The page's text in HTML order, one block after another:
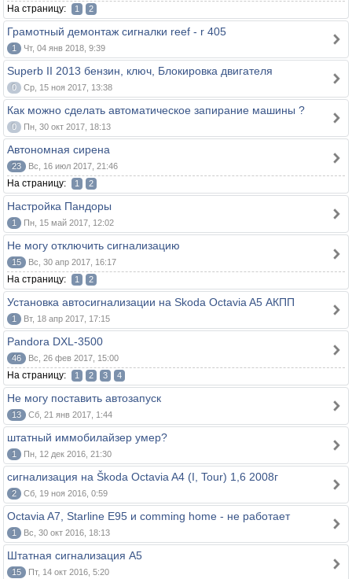
На страницу: 1 2
Грамотный демонтаж сигналки reef - r 405
1 Чт, 04 янв 2018, 9:39
Superb II 2013 бензин, ключ, Блокировка двигателя
0 Ср, 15 ноя 2017, 13:38
Как можно сделать автоматическое запирание машины ?
0 Пн, 30 окт 2017, 18:13
Автономная сирена
23 Вс, 16 июл 2017, 21:46
На страницу: 1 2
Настройка Пандоры
1 Пн, 15 май 2017, 12:02
Не могу отключить сигнализацию
15 Вс, 30 апр 2017, 16:17
На страницу: 1 2
Установка автосигнализации на Skoda Octavia A5 АКПП
1 Вт, 18 апр 2017, 17:15
Pandora DXL-3500
46 Вс, 26 фев 2017, 15:00
На страницу: 1 2 3 4
Не могу поставить автозапуск
13 Сб, 21 янв 2017, 1:44
штатный иммобилайзер умер?
1 Пн, 12 дек 2016, 21:30
сигнализация на Škoda Octavia A4 (I, Tour) 1,6 2008г
2 Сб, 19 ноя 2016, 0:59
Octavia A7, Starline E95 и comming home - не работает
1 Вс, 30 окт 2016, 18:13
Штатная сигнализация А5
15 Пт, 14 окт 2016, 5:20